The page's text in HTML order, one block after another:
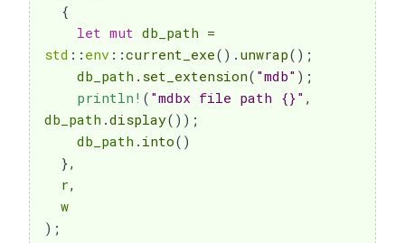
{
let mut db_path =
std :: env ::current_exe( ) . unwrap( ) ;
    db_path
. set_extension( "mdb" ) ;
println! ( "mdbx file path {}" ,
db_path .display( ) ) ;
    db_path
. into( )
},
  r
,
) ;